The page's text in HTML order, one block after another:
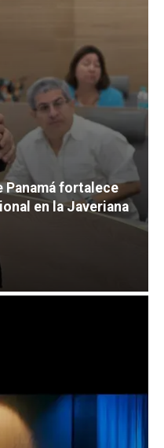
Panamá fortalece
en la Javeriana